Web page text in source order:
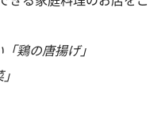
鶏の唐揚げ」